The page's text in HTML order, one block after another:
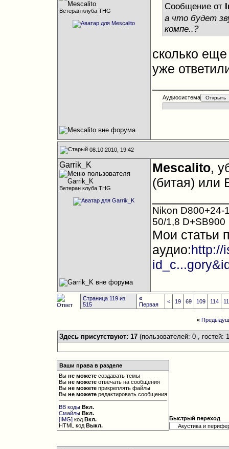
Ветеран клуба THG Сообщение от
а что будет
компе..?
сколько
уже
Аудиосистема
08.10.2010, 19:42
Garrik_K
Ветеран клуба THG
Mescalito,
(битая) или
Nikon D800+24-
50/1,8 D+SB900
Мои статьи
аудио:http://
Страница 119 из
515
«
Первая
< 19 69 109 114
«
Здесь присутствуют: 17 (пользователей: 0 , гостей:
Ваши права в разделе
Выне можете создавать темы
Выне можете отвечать на сообщения
Выне можете прикреплять файлы
Выне можете редактировать сообщения
BB коды Вкл.
Смайлы Вкл.
[IMG] кодВкл.
HTML кодВыкл.
Быстрый переход